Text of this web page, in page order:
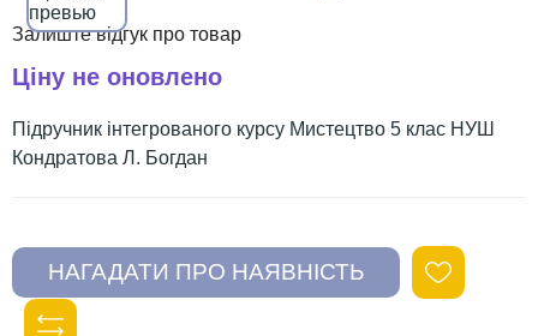
Ціну не оновлено
Підручник інтегрованого курсу Мистецтво 5 клас НУШ
Кондратова Л. Богдан